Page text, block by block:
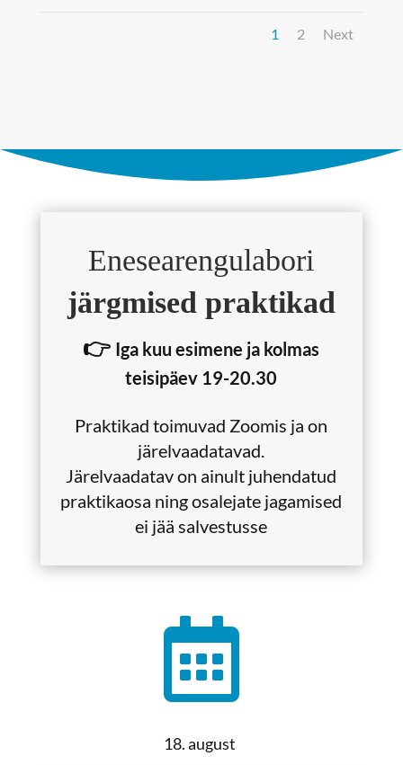
1 2 Next
Enesearengulabori
järgmised praktikad
👉 Iga kuu esimene ja kolmas
teisipäev 19-20.30
Praktikad toimuvad Zoomis ja on
järelvaadatavad.
Järelvaadatav on ainult juhendatud
praktikaosa ning osalejate jagamised
ei jää salvestusse

18. august